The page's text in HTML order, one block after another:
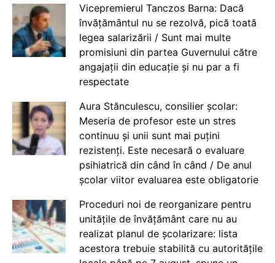
Vicepremierul Tanczos Barna: Dacă
învățământul nu se rezolvă, pică toată
legea salarizării / Sunt mai multe
promisiuni din partea Guvernului către
angajații din educație și nu par a fi
respectate
Aura Stănculescu, consilier școlar:
Meseria de profesor este un stres
continuu și unii sunt mai puțini
rezistenți. Este necesară o evaluare
psihiatrică din când în când / De anul
școlar viitor evaluarea este obligatorie
Proceduri noi de reorganizare pentru
unitățile de învățământ care nu au
realizat planul de școlarizare: lista
acestora trebuie stabilită cu autoritățile